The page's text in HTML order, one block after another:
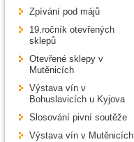
Zpívání pod májů
19.ročník otevřených
sklepů
Otevřené sklepy v
Mutěnicích
Výstava vín v
Bohuslavicích u Kyjova
Slosování pivní soutěže
Výstava vín v Mutěnicích